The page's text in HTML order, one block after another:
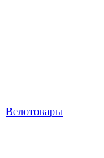
Велотовары